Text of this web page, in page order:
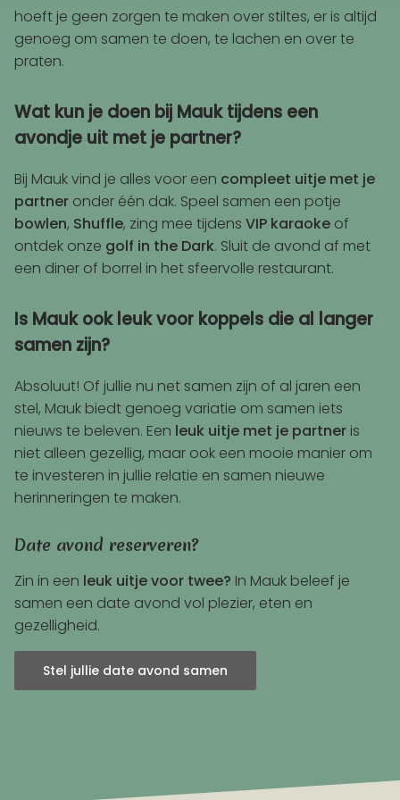
hoeft je geen zorgen te maken over stiltes, er is altijd
genoeg om samen te doen, te lachen en over te
praten.
Wat kun je doen bij Mauk tijdens een
avondje uit met je partner?
Bij Mauk vind je alles voor een compleet uitje met je
partner onder één dak. Speel samen een potje
bowlen, Shuffle, zing mee tijdens VIP karaoke of
ontdek onze golf in the Dark. Sluit de avond af met
een diner of borrel in het sfeervolle restaurant.
Is Mauk ook leuk voor koppels die al langer
samen zijn?
Absoluut! Of jullie nu net samen zijn of al jaren een
stel, Mauk biedt genoeg variatie om samen iets
nieuws te beleven. Een leuk uitje met je partner is
niet alleen gezellig, maar ook een mooie manier om
te investeren in jullie relatie en samen nieuwe
herinneringen te maken.
Date avond reserveren?
Zin in een leuk uitje voor twee? In Mauk beleef je
samen een date avond vol plezier, eten en
gezelligheid.
Stel jullie date avond samen